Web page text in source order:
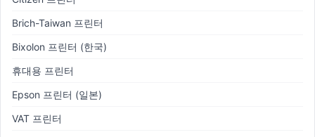
Brich-Taiwan 프린터
Bixolon 프린터 (한국)
휴대용 프린터
Epson 프린터 (일본)
VAT 프린터